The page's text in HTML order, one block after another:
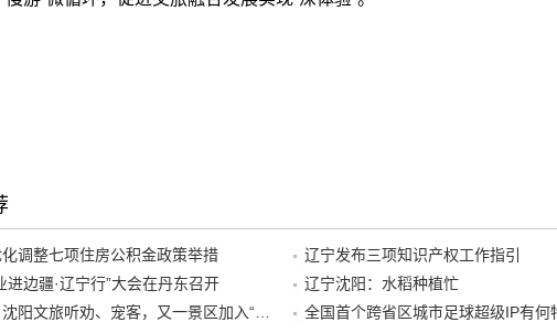
调整七项住房公积金政策举措
辽宁发布三项知识产权工作指引
进边疆·辽宁行”大会在丹东召开
辽宁沈阳：水稻种植忙